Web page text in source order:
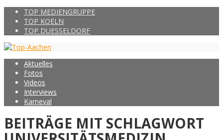
TOP MEDIENGRUPPE
TOP KOELN
TOP DUESSELDORF
Aktuelles
Fotos
Videos
Interviews
Karneval
BEITRÄGE MIT SCHLAGWORT